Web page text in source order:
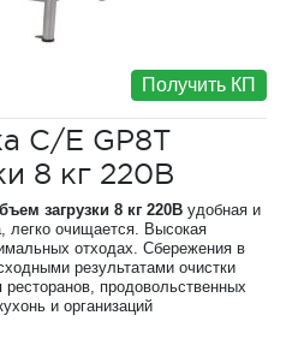
Получить КП
C/E GP8T
8 кг 220В
загрузки 8 кг 220В удобная и
легко очищается. Высокая
отходах. Сбережения в
результатами очистки
продовольственных
и организаций